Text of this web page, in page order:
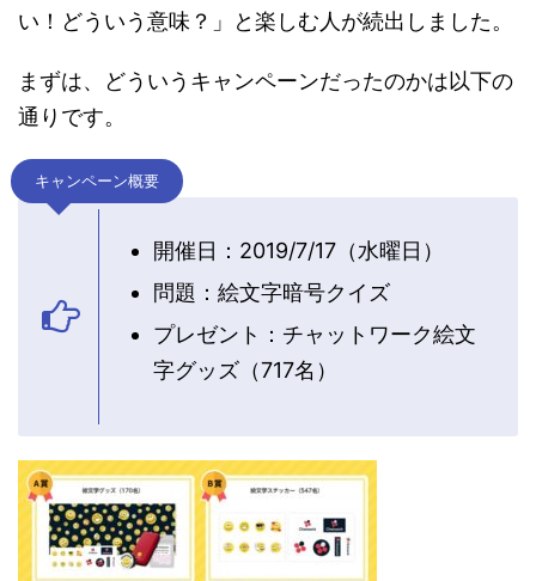
い！どういう意味？」と楽しむ人が続出しました。
まずは、どういうキャンペーンだったのかは以下の
通りです。
キャンペーン概要
開催日：2019/7/17（水曜日）
問題：絵文字暗号クイズ
プレゼント：チャットワーク絵文
字グッズ（717名）